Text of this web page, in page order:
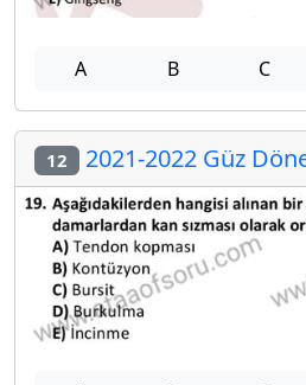
A B C
12 2021-2022 Güz